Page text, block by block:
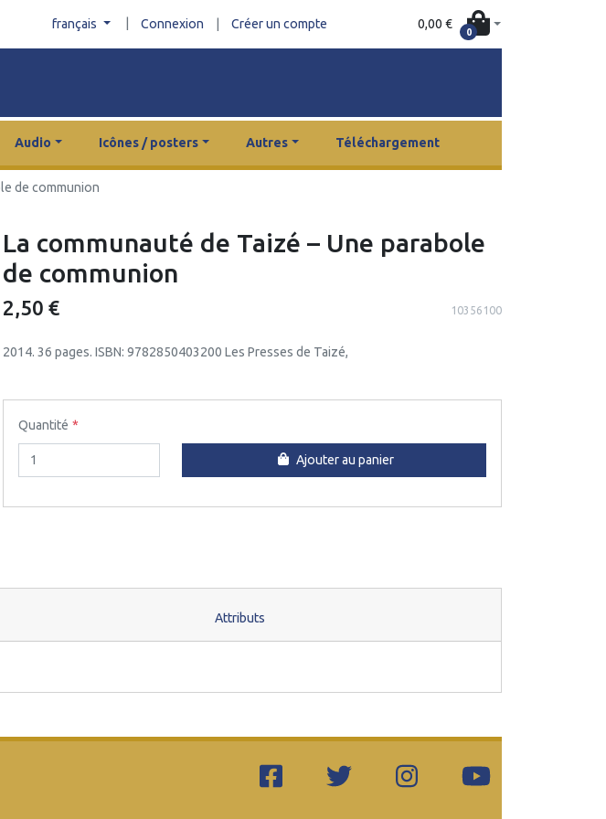
français Connexion Créer un compte 0,00 €
0
Audio Icônes / posters Autres Téléchargement
de communion
La communauté de Taizé – Une parabole
de communion
2,50 € 10356100
2014. 36 pages. ISBN: 9782850403200 Les Presses de Taizé,
Quantité
Ajouter au panier
Attributs